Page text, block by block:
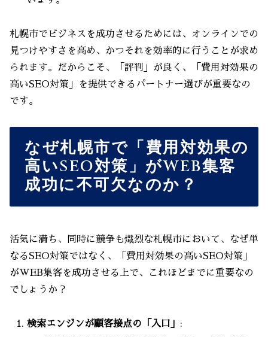
札幌市でビジネスを成功させるためには、オンラインでの
見つけやすさを高め、かつそれを効率的に行うことが求め
られます。だからこそ、「評判」が良く、「費用対効果の
高いSEO対策」を提供できるパートナー選びが重要なの
です。
なぜ札幌市で「費用対効果の
高いSEO対策」がWEB集客
成功に不可欠なのか？
活気に満ち、同時に競争も熾烈な札幌市において、なぜ単
なるSEO対策ではなく、「費用対効果の高いSEO対策」
がWEB集客を成功させる上で、これほどまでに重要なの
でしょうか？
検索エンジンが顧客接点の「入口」 :